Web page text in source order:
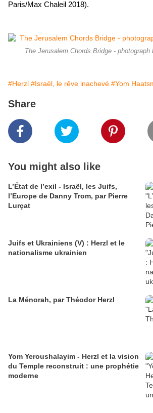
Paris/Max Chaleil 2018).
The Jerusalem Chords Bridge - photograph
#Herzl #Israël, le rêve inachevé #Yom
Share
You might also like
L’État de l’exil - Israël, les Juifs,
l’Europe de Danny Trom, par Pierre
Lurçat
Juifs et Ukrainiens (V) : Herzl et le
nationalisme ukrainien
La Ménorah, par Théodor Herzl
Yom Yeroushalayim - Herzl et la vision
du Temple reconstruit : une prophétie
moderne